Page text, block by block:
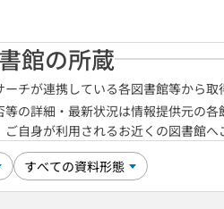
館の所蔵
チが連携している各図書館等から取
等の詳細・最新状況は情報提供元の
自身が利用されるお近くの図書館